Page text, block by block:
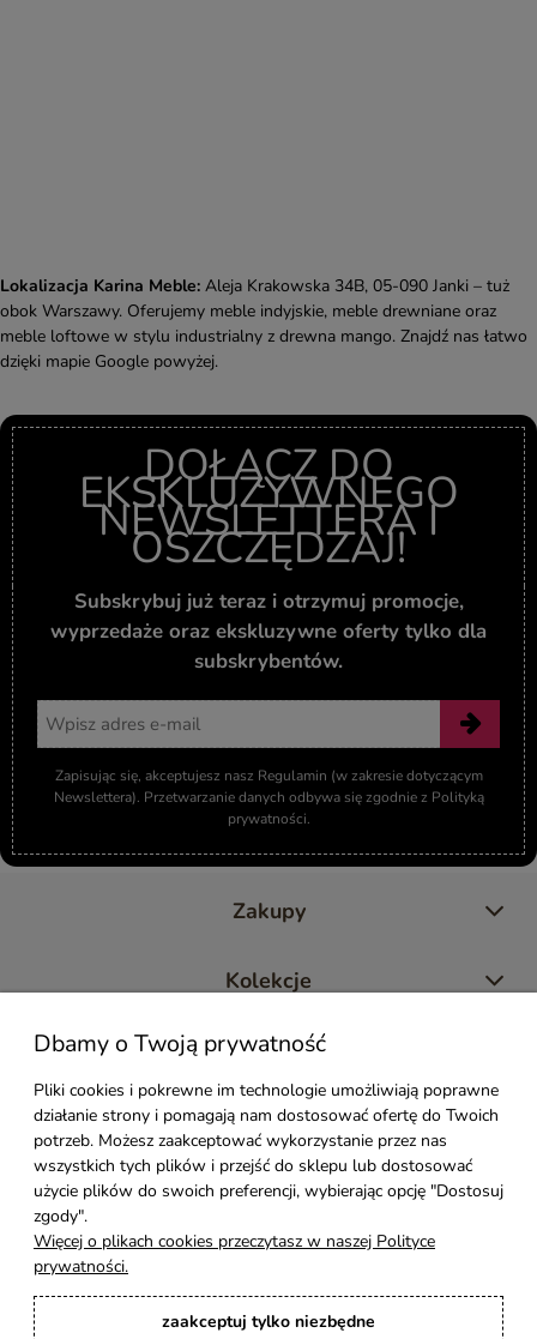
Lokalizacja Karina Meble: Aleja Krakowska 34B, 05-090 Janki – tuż
obok Warszawy. Oferujemy meble indyjskie, meble drewniane oraz
meble loftowe w stylu industrialny z drewna mango. Znajdź nas łatwo
dzięki mapie Google powyżej.
DOŁĄCZ DO
EKSKLUZYWNEGO
NEWSLETTERA I
OSZCZĘDZAJ!
Subskrybuj już teraz i otrzymuj promocje,
wyprzedaże oraz ekskluzywne oferty tylko dla
subskrybentów.
Zapisując się, akceptujesz nasz Regulamin (w zakresie dotyczącym
Newslettera). Przetwarzanie danych odbywa się zgodnie z Polityką
prywatności.
Zakupy
Kolekcje
Moje konto
Pomoc
Styl Mebli
Rodzaje drewna
Kontakt
Dbamy o Twoją prywatność
Pliki cookies i pokrewne im technologie umożliwiają poprawne
działanie strony i pomagają nam dostosować ofertę do Twoich
potrzeb. Możesz zaakceptować wykorzystanie przez nas
wszystkich tych plików i przejść do sklepu lub dostosować
użycie plików do swoich preferencji, wybierając opcję "Dostosuj
zgody".
Więcej o plikach cookies przeczytasz w naszej Polityce
prywatności.
zaakceptuj tylko niezbędne